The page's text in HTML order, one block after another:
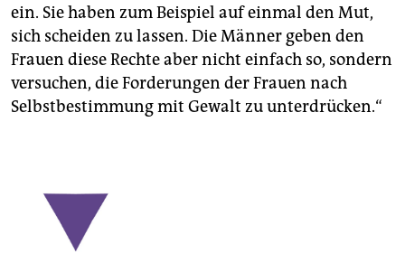
ein. Sie haben zum Beispiel auf einmal den Mut,
sich scheiden zu lassen. Die Männer geben den
Frauen diese Rechte aber nicht einfach so, sondern
versuchen, die Forderungen der Frauen nach
Selbstbestimmung mit Gewalt zu unterdrücken.“